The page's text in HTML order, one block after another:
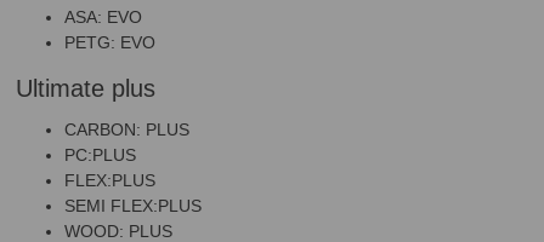
ASA: EVO
PETG: EVO
Ultimate plus
CARBON: PLUS
PC:PLUS
FLEX:PLUS
SEMI FLEX:PLUS
WOOD: PLUS